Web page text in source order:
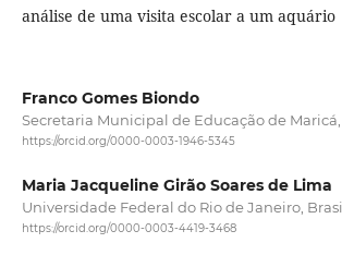
análise de uma visita escolar a um aquário
Franco Gomes Biondo
Secretaria Municipal de Educação de Maricá,
https://orcid.org/0000-0003-1946-5345
Maria Jacqueline Girão Soares de Lima
Universidade Federal do Rio de Janeiro,
https://orcid.org/0000-0003-4419-3468